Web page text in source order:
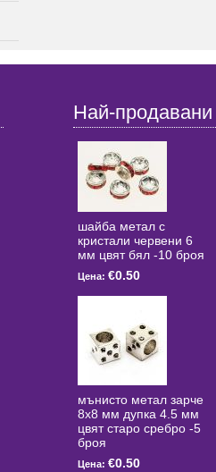
Най-продавани
шайба метал с
кристали червени 6
мм цвят бял -10 броя
Цена: €0.50
мънисто метал зарче
8x8 мм дупка 4.5 мм
цвят старо сребро -5
броя
Цена: €0.50